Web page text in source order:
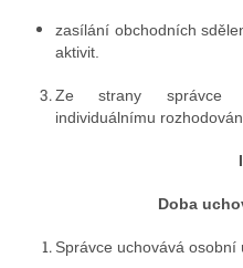
zasílání obchodních
aktivit.
Ze strany správce
individuálnímu
Doba
Správce uchovává osobní